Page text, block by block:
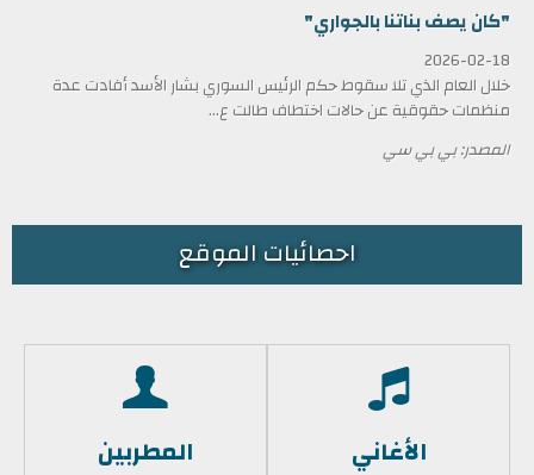
"كان يصف بناتنا بالجواري"
2026-02-18
خلال العام الذي تلا سقوط حكم الرئيس السوري بشار الأسد أفادت عدة
منظمات حقوقية عن حالات اختطاف طالت ع...
المصدر: بي بي سي
احصائيات الموقع
الأغاني المطربين